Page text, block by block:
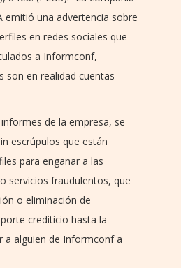
emitió una advertencia sobre
en redes sociales que
a Informconf,
son en realidad cuentas
de la empresa, se
escrúpulos que están
para engañar a las
servicios fraudulentos, que
o eliminación de
crediticio hasta la
a alguien de Informconf a